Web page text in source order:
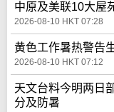
中原及美联10大屋
2026-08-10 HKT 07:28
黄色工作暑热警告
2026-08-10 HKT 07:12
天文台料今明两日
分及防暑